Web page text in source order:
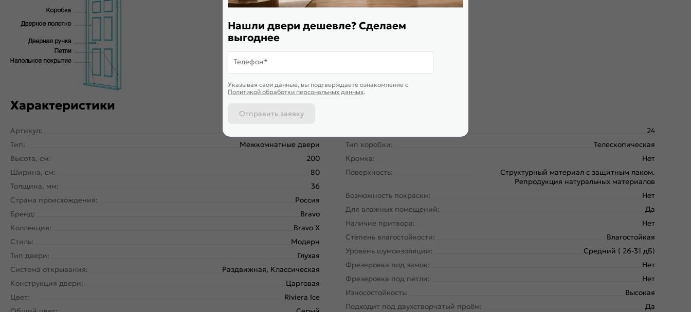
Характеристики
Артикул:
Тип:
Межкомнатные двери
Высота, см:
200
Ширина, см:
80
Толщина, мм:
36
Страна происхождения:
Россия
Бренд:
Bravo
Коллекция:
Bravo X
Стиль:
Модерн
Тип двери:
Глухая
Система открывания:
Раздвижная, Классическая
Конструкция двери:
Царговая
Цвет:
Riviera Ice
24
Тип коробки:
Телескопическая
Кромка:
Нет
Поверхность:
Структурный материал с защитным лаком.
Репродукция натуральных материалов
Возможность покраски:
Нет
Для влажных помещений:
Да
Наличие притвора:
Нет
Степень влагостойкости:
Влагостойкая
Уровень шумоизоляции:
Средний ( 26-31 дБ)
Фрезеровка под замок:
Нет
Фрезеровка под петли:
Нет
Износостойкость:
Высокая
Подходит под двухстворчатый проём:
Да
Нашли двери дешевле? Сделаем
выгоднее
Телефон*
Указывая свои данные, вы подтверждаете ознакомление c
Политикой обработки персональных данных.
Отправить заявку